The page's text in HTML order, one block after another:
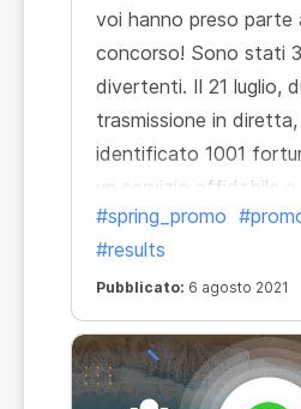
voi hanno preso parte
concorso! Sono stati
divertenti. Il 21 luglio,
trasmissione in
identificato 1001
un servizio affidabile
selezionare i vincitori
random.org. Puoi
sorteggio guardando la
della trasmissione,
controllando l'elenco
Web e sulla pagina
#spring_promo
#results
Pubblicato: 6 agosto 2021